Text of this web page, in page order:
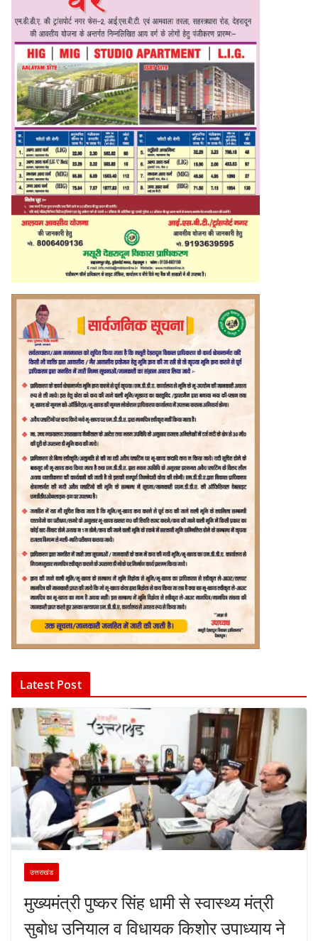
Latest Post
उत्तराखंड
मुख्यमंत्री पुष्कर सिंह धामी से स्वास्थ्य मंत्री
सुबोध उनियाल व विधायक किशोर उपाध्याय ने